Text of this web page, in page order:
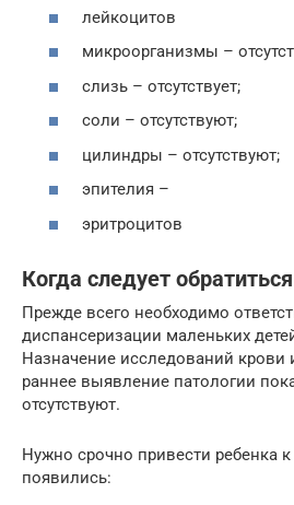
лейкоцитов
микроорганизмы –
слизь – отсутствует;
соли – отсутствуют;
цилиндры – отсутствуют;
эпителия –
эритроцитов
Когда следует
Прежде всего необходимо
диспансеризации маленьких
Назначение исследований крови
раннее выявление патологии
отсутствуют.
Нужно срочно привести ребенка к
появились: